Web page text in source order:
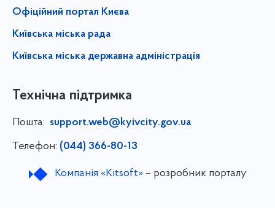
Офіційний портал Києва
Київська міська рада
Київська міська державна адміністрація
Технічна підтримка
Пошта: support.web@kyivcity.gov.ua
Телефон: (044) 366-80-13
Компанія «Kitsoft»– розробник порталу